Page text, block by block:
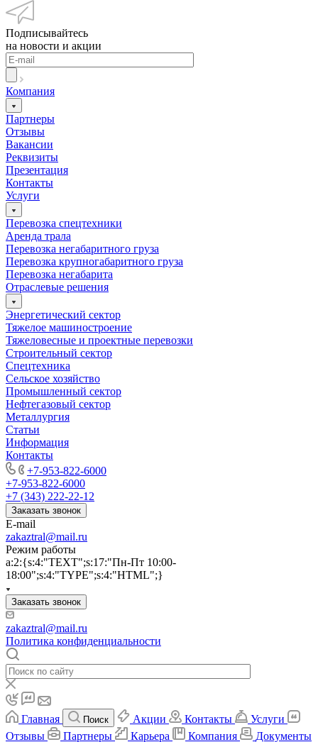
Подписывайтесь
на новости и акции
Компания
Партнеры
Отзывы
Вакансии
Реквизиты
Презентация
Контакты
Услуги
Перевозка спецтехники
Аренда трала
Перевозка негабаритного груза
Перевозка крупногабаритного груза
Перевозка негабарита
Отраслевые решения
Энергетический сектор
Тяжелое машиностроение
Тяжеловесные и проектные перевозки
Строительный сектор
Спецтехника
Сельское хозяйство
Промышленный сектор
Нефтегазовый сектор
Металлургия
Статьи
Информация
Контакты
+7-953-822-6000
+7-953-822-6000
+7 (343) 222-22-12
Заказать звонок
E-mail
zakaztral@mail.ru
Режим работы
a:2:{s:4:"TEXT";s:17:"Пн-Пт 10:00-
18:00";s:4:"TYPE";s:4:"HTML";}
Заказать звонок
zakaztral@mail.ru
Политика конфиденциальности
Главная Поиск Акции Контакты
Услуги
Отзывы
Партнеры Карьера Компания Документы